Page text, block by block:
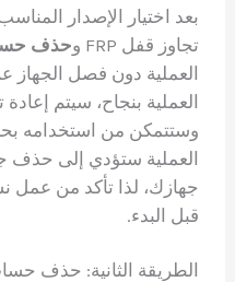
بعد اختيار الإصدار
تجاوز قفل FRP و
حذف
العملية دون فصل الجهاز
العملية بنجاح، سيتم إعادة
وستتمكن من استخدامه
العملية ستؤدي إلى حذف
جهازك، لذا تأكد من عمل
قبل البدء.
الطريقة الثانية: حذف